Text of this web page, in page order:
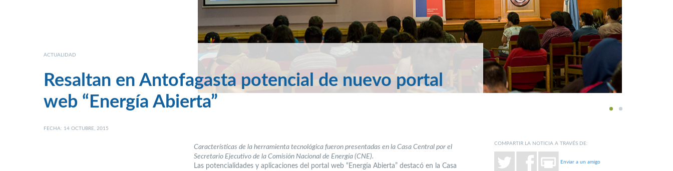
1 2
ACTUALIDAD
Resaltan en Antofagasta potencial de nuevo portal
web “Energía Abierta”
FECHA: 14 OCTUBRE, 2015
Características de la herramienta tecnológica fueron presentadas en la Casa Central por el
Secretario Ejecutivo de la Comisión Nacional de Energía (CNE).
Las potencialidades y aplicaciones del portal web “Energía Abierta” destacó en la Casa
COMPARTIR LA NOTICIA A TRAVÉS DE:
Enviar a un amigo